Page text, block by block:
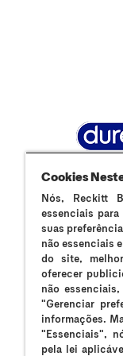
Os
Durex
da
Cookies
Nós, Reckitt
essenciais
suas
não essenciais
do site,
oferecer
não
"Gerenciar
informações.
"Essenciais",
pela lei